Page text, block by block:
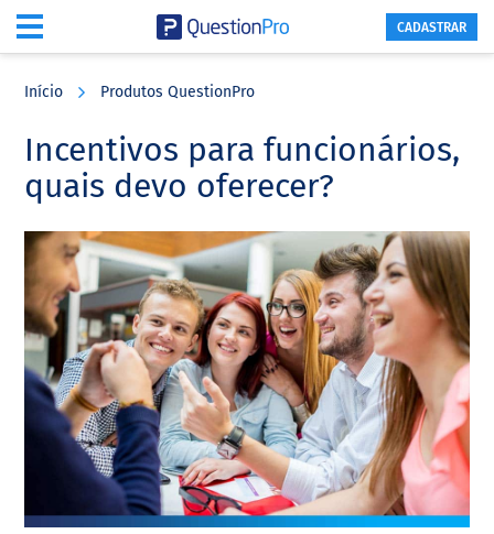
content
sidebar
CADASTRAR
Início Produtos QuestionPro
Incentivos para funcionários,
quais devo oferecer?